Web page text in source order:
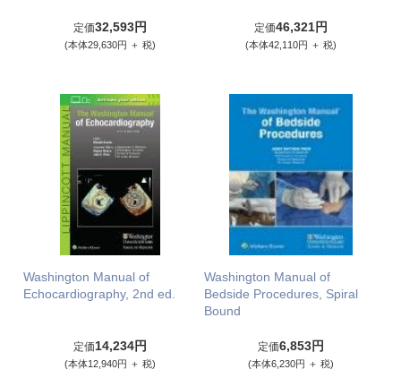
定価32,593円
(本体29,630円 ＋ 税)
定価46,321円
(本体42,110円 ＋ 税)
Washington Manual of
Echocardiography, 2nd ed.
定価14,234円
(本体12,940円 ＋ 税)
Washington Manual of
Bedside Procedures, Spiral
Bound
定価6,853円
(本体6,230円 ＋ 税)